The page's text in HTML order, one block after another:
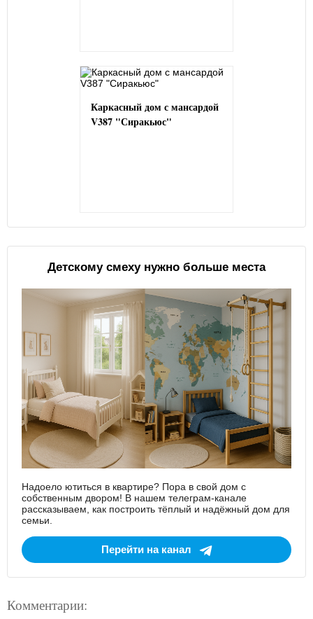
Каркасный дом с мансардой
V387 "Сиракьюс"
Детскому смеху нужно больше места
Надоело ютиться в квартире? Пора в свой дом с
собственным двором! В нашем телеграм-канале
рассказываем, как построить тёплый и надёжный дом для
семьи.
Перейти на канал
Комментарии: